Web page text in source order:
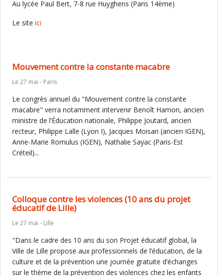
Au lycée Paul Bert, 7-8 rue Huyghens (Paris 14ème)
Le site ici
Mouvement contre la constante macabre
Le 27 mai - Paris
Le congrès annuel du "Mouvement contre la constante
macabre" verra notamment intervenir Benoît Hamon, ancien
ministre de l’Éducation nationale, Philippe Joutard, ancien
recteur, Philippe Lalle (Lyon I), Jacques Moisan (ancien IGEN),
Anne-Marie Romulus (IGEN), Nathalie Sayac (Paris-Est
Créteil)...
Colloque contre les violences (10 ans du projet
éducatif de Lille)
Le 27 mai - Lille
"Dans le cadre des 10 ans du son Projet éducatif global, la
Ville de Lille propose aux professionnels de l’éducation, de la
culture et de la prévention une journée gratuite d’échanges
sur le thème de la prévention des violences chez les enfants